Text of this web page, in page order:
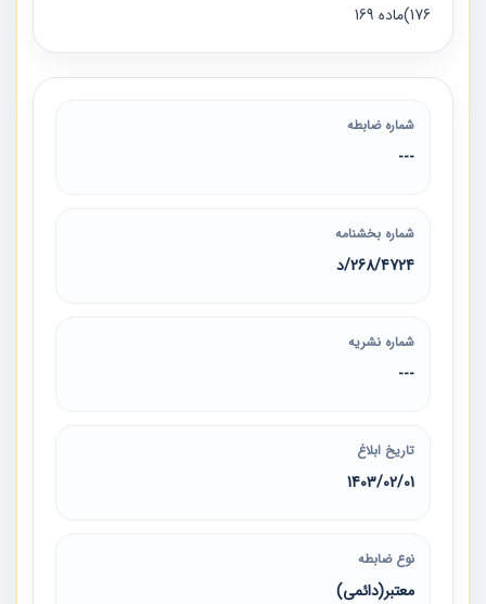
176)ماده 169
شماره ضابطه
---
شماره بخشنامه
268/4724/د
شماره نشریه
---
تاریخ ابلاغ
1403/02/01
نوع ضابطه
معتبر(دائمی)